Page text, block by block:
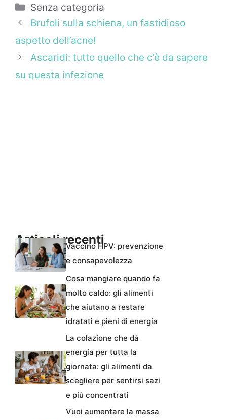
Categorie
Senza categoria
Brufoli sulla schiena, un fastidioso
aspetto dell’acne!
Ascaridi: tutto quello che c’è da sapere
su questa infezione
Articoli recentiVaccino HPV: prevenzione
e consapevolezza
Cosa mangiare quando fa
molto caldo: gli alimenti
che aiutano a restare
idratati e pieni di energia
La colazione che dà
energia per tutta la
giornata: gli alimenti da
scegliere per sentirsi sazi
e più concentrati
Vuoi aumentare la massa